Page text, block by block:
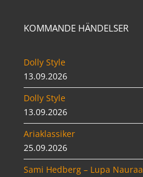
KOMMANDE HÄNDELSER
Dolly Style
13.09.2026
Dolly Style
13.09.2026
Ariaklassiker
25.09.2026
Sami Hedberg – Lupa Nauraa